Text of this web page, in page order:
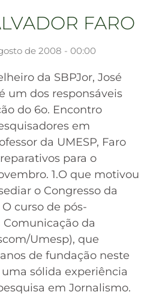
FARO
de 2008 - 00:00
da SBPJor, José
um dos responsáveis
do 6o. Encontro
em
da UMESP, Faro
para o
1.O que motivou
o Congresso da
O curso de pós-
da
Umesp), que
de fundação neste
sólida experiência
em Jornalismo.